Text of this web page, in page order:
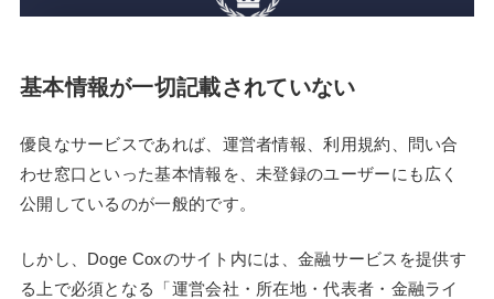
基本情報が一切記載されていない
優良なサービスであれば、運営者情報、利用規約、問い合
わせ窓口といった基本情報を、未登録のユーザーにも広く
公開しているのが一般的です。
しかし、Doge Coxのサイト内には、金融サービスを提供す
る上で必須となる「運営会社・所在地・代表者・金融ライ